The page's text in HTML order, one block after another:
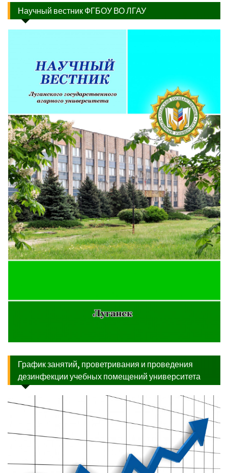
Научный вестник ФГБОУ ВО ЛГАУ
График занятий, проветривания и проведения
дезинфекции учебных помещений университета